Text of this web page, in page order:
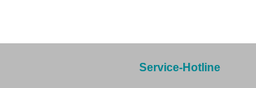
Service-Hotline